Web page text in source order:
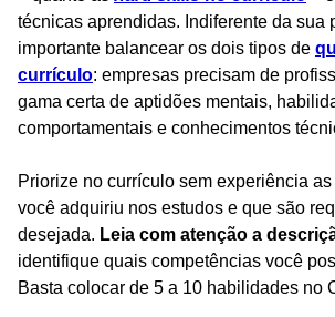
técnicas aprendidas. Indiferente da sua
importante balancear os dois tipos de
currículo: empresas precisam de
gama certa de aptidões mentais,
comportamentais e conhecimentos
Priorize no currículo sem experiência
você adquiriu nos estudos e que são
desejada. Leia com atenção a
identifique quais competências você
Basta colocar de 5 a 10 habilidades no